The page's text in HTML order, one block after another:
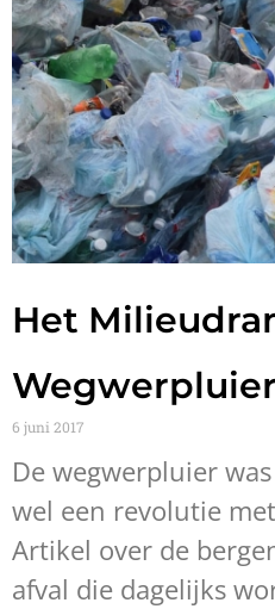
Het
Wegwerpluier
6 juni 2017
De wegwerpluier
wel een revolutie
Artikel over de
afval die dagelijks